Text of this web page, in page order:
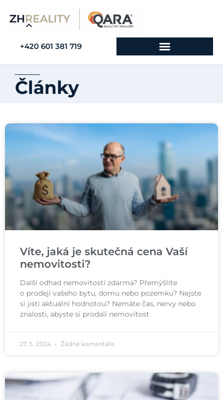
+420 601 381 719
Články
Víte, jaká je skutečná cena Vaší
nemovitosti?​
Další odhad nemovitosti zdarma? Přemýšlíte
o prodeji vašeho bytu, domu nebo pozemku? Nejste
si jisti aktuální hodnotou? Nemáte čas, nervy nebo
znalosti, abyste si prodali nemovitost
27. 5. 2024 Žádné komentáře